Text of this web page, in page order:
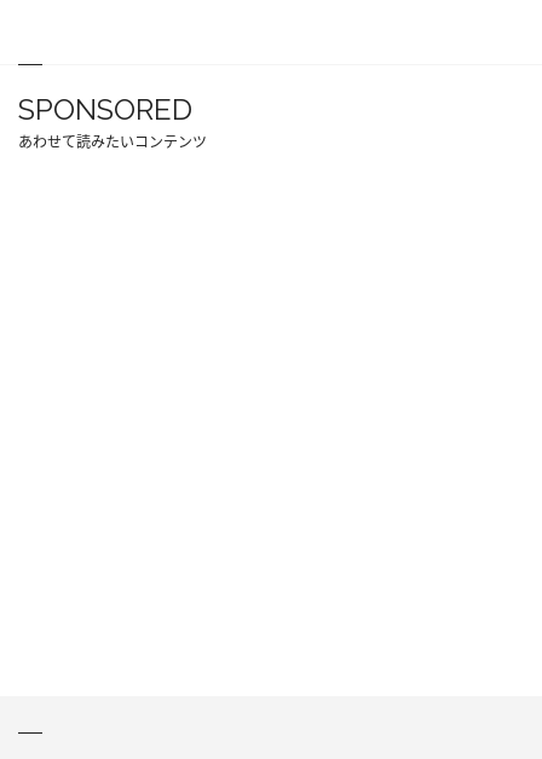
SPONSORED
あわせて読みたいコンテンツ